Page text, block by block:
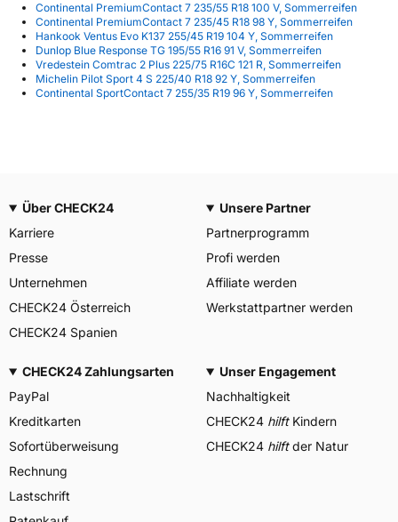
Continental PremiumContact 7 235/55 R18 100 V, Sommerreifen
Continental PremiumContact 7 235/45 R18 98 Y, Sommerreifen
Hankook Ventus Evo K137 255/45 R19 104 Y, Sommerreifen
Dunlop Blue Response TG 195/55 R16 91 V, Sommerreifen
Vredestein Comtrac 2 Plus 225/75 R16C 121 R, Sommerreifen
Michelin Pilot Sport 4 S 225/40 R18 92 Y, Sommerreifen
Continental SportContact 7 255/35 R19 96 Y, Sommerreifen
Über CHECK24
Karriere
Presse
Unternehmen
CHECK24 Österreich
CHECK24 Spanien
Unsere Partner
Partnerprogramm
Profi werden
Affiliate werden
Werkstattpartner werden
CHECK24 Zahlungsarten
PayPal
Kreditkarten
Sofortüberweisung
Rechnung
Lastschrift
Unser Engagement
Nachhaltigkeit
CHECK24 hilftKindern
CHECK24 hilftder Natur